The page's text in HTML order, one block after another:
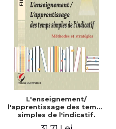
L'enseignement/
l'apprentissage des temps
simples de l'indicatif.